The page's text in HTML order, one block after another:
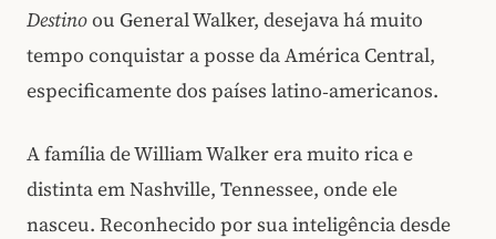
Destinoou General Walker, desejava há muito
tempo conquistar a posse da América Central,
especificamente dos países latino‑americanos.
A família de William Walker era muito rica e
distinta em Nashville, Tennessee, onde ele
nasceu. Reconhecido por sua inteligência desde